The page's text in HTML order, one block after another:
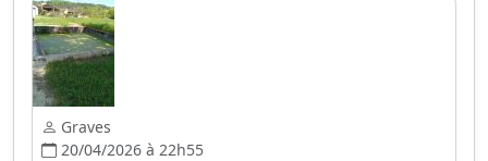
Graves
20/04/2026 à 22h55